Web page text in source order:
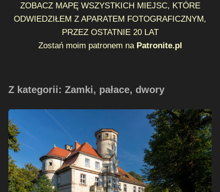
ZOBACZ MAPĘ WSZYSTKICH MIEJSC, KTÓRE
ODWIEDZIŁEM Z APARATEM FOTOGRAFICZNYM,
PRZEZ OSTATNIE 20 LAT
Zostań moim patronem na Patronite.pl
Z kategorii: Zamki, pałace, dwory
Kopice
–
wrzesień
2022